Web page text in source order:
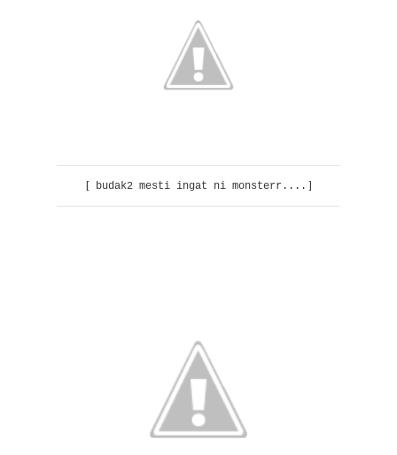
[ budak2 mesti ingat ni monsterr.... ]